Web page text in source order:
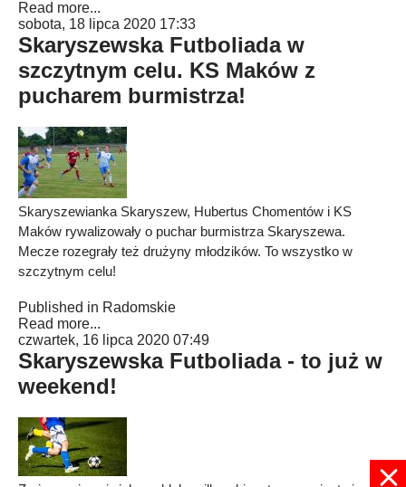
Read more...
sobota, 18 lipca 2020 17:33
Skaryszewska Futboliada w
szczytnym celu. KS Maków z
pucharem burmistrza!
Skaryszewianka Skaryszew, Hubertus Chomentów i KS
Maków rywalizowały o puchar burmistrza Skaryszewa.
Mecze rozegrały też drużyny młodzików. To wszystko w
szczytnym celu!
Published in Radomskie
Read more...
czwartek, 16 lipca 2020 07:49
Skaryszewska Futboliada - to już w
weekend!